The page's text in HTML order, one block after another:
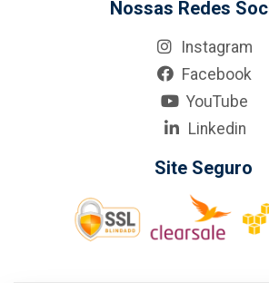
Nossas Redes
Instagram
Facebook
YouTube
Linkedin
Site Seguro